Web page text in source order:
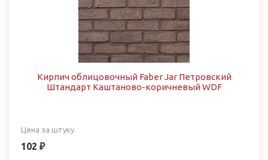
Кирпич облицовочный Faber Jar Петровский
Штандарт Каштаново-коричневый WDF
Цена за штуку
102 ₽